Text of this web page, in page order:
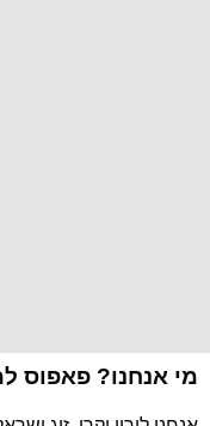
מי אנחנו? פאפוס